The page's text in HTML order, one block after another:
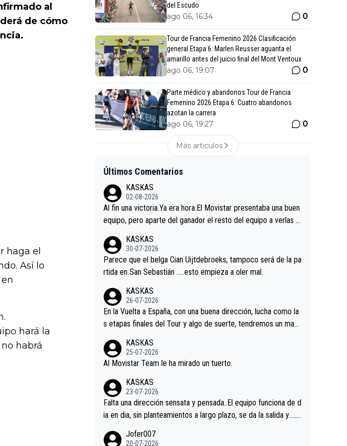
al
de cómo
haga el
Así lo
hará la
habrá
del Escudo
ago 06, 16:34 0
Tour de Francia Femenino 2026 Clasificación
general Etapa 6: Marlen Reusser aguanta el
amarillo antes del juicio final del Mont Ventoux
ago 06, 19:07 0
Parte médico y abandonos Tour de Francia
Femenino 2026 Etapa 6: Cuatro abandonos
azotan la carrera
ago 06, 19:27 0
Más articulos
Últimos Comentarios
KASKAS
02-08-2026
Al fin una victoria.Ya era hora.El Movistar presentaba una buen
equipo, pero aparte del ganador el resto del equipo a verlas v
es.La única buena noticia es la mejoría de Enric Más en San S
ebastian.Si en la Vuelta a Burgos sigue la mejoría, podríamos t
ener alguna sorpresa en la Vuelta.Ojalá.
KASKAS
30-07-2026
Parece que el belga Cian Uijtdebroeks, tampoco será de la pa
rtida en San Sebastián …..esto empieza a oler mal.
KASKAS
26-07-2026
En la Vuelta a España, con una buena dirección, lucha como la
s etapas finales del Tour y algo de suerte, tendremos un magn
KASKAS
25-07-2026
Al Movistar Team le ha mirado un tuerto.
KASKAS
23-07-2026
Falta una dirección sensata y pensada..El equipo funciona de d
ia en dia, sin planteamientos a largo plazo, se da la salida y…..v
a, Minguez, Velez etc etc.Me da pena vivir estos momentos t
Jofer007
20-07-2026